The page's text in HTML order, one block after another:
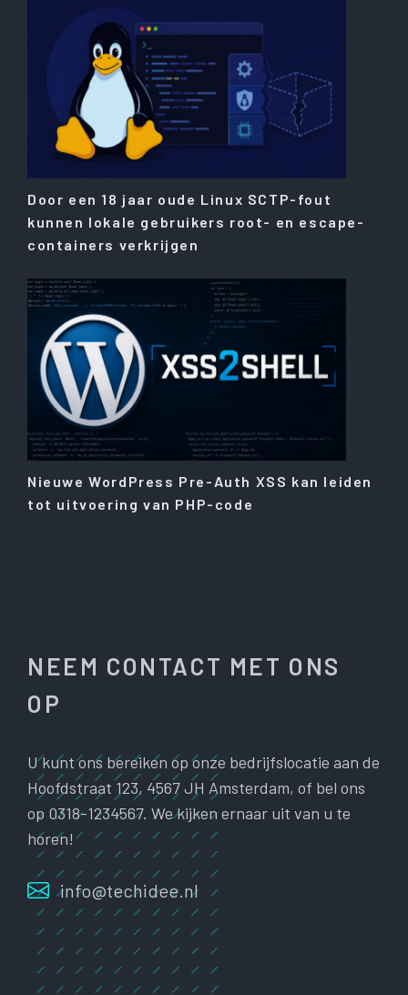
Door een 18 jaar oude Linux SCTP-fout
kunnen lokale gebruikers root- en escape-
containers verkrijgen
Nieuwe WordPress Pre-Auth XSS kan leiden
tot uitvoering van PHP-code
NEEM CONTACT MET ONS
OP
U kunt ons bereiken op onze bedrijfslocatie aan de
Hoofdstraat 123, 4567 JH Amsterdam, of bel ons
op 0318-1234567. We kijken ernaar uit van u te
horen!
info@techidee.nl